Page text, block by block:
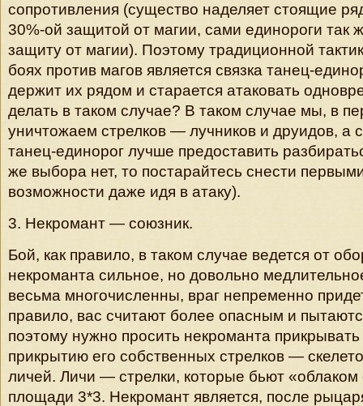
сопротивления (существо наделяет стоящие
30%-ой защитой от магии, сами единороги так
защиту от магии). Поэтому традиционной
боях против магов является связка танец-
держит их рядом и старается атаковать
делать в таком случае? В таком случае мы, в
уничтожаем стрелков — лучников и друидов, а
танец-единорог лучше предоставить
же выбора нет, то постарайтесь снести
возможности даже идя в атаку).
3. Некромант — союзник.
Бой, как правило, в таком случае ведется от
некроманта сильное, но довольно
весьма многочисленны, враг непременно
правило, вас считают более опасным и
поэтому нужно просить некроманта
прикрытию его собственных стрелков —
личей. Личи — стрелки, которые бьют «облаком
площади 3*3. Некромант является, после